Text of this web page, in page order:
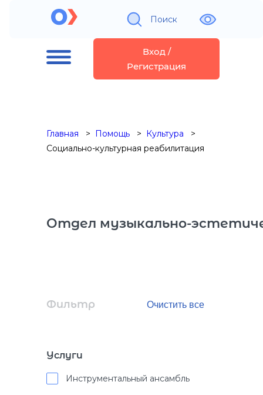
Поиск
Вход /
Регистрация
Главная Помощь
Культура
Социально-культурная реабилитация
Отдел музыкально-
Фильтр
Услуги
Инструментальный ансамбль